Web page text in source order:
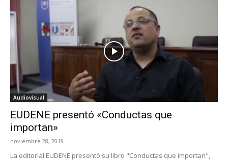
Audiovisual
EUDENE presentó «Conductas que
importan»
noviembre 28, 2019
La editorial EUDENE presentó su libro "Conductas que importan",